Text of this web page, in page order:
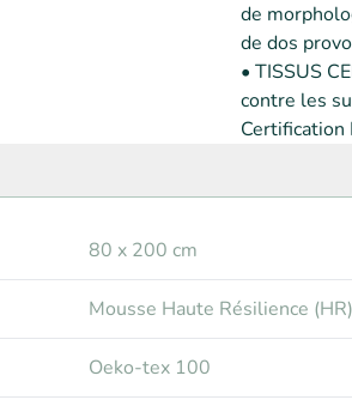
de
de dos
• TISSUS
contre les
Certification
80 x 200 cm
Mousse Haute Résilience (HR)
Oeko-tex 100